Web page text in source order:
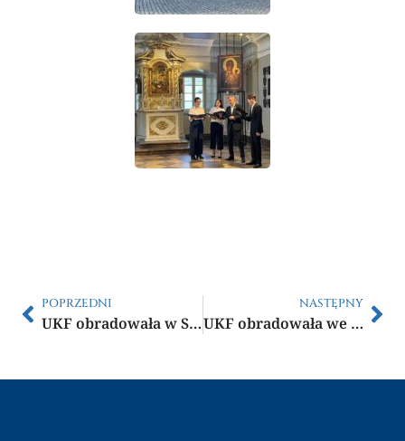
POPRZEDNI
UKF obradowała w Szczecinie
NASTĘPNY
UKF obradowała we Wrocławiu